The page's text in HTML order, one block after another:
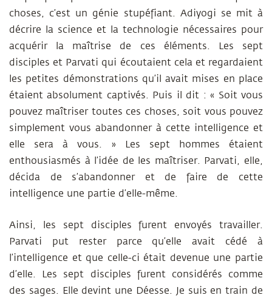
choses, c’est un génie stupéfiant. Adiyogi se mit à
décrire la science et la technologie nécessaires pour
acquérir la maîtrise de ces éléments. Les sept
disciples et Parvati qui écoutaient cela et regardaient
les petites démonstrations qu’il avait mises en place
étaient absolument captivés. Puis il dit : « Soit vous
pouvez maîtriser toutes ces choses, soit vous pouvez
simplement vous abandonner à cette intelligence et
elle sera à vous. » Les sept hommes étaient
enthousiasmés à l’idée de les maîtriser. Parvati, elle,
décida de s’abandonneret de faire de cette
intelligence une partie d’elle-même.
Ainsi, les sept disciples furent envoyés travailler.
Parvati put rester parce qu’elle avait cédé à
l’intelligence et que celle-ci était devenue une partie
d’elle. Les sept disciples furent considérés comme
des sages. Elle devint une Déesse. Je suis en train de